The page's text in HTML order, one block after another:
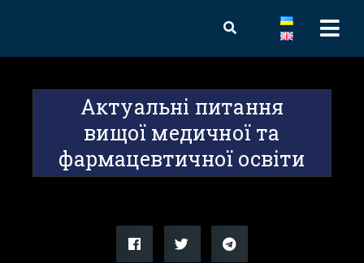
Актуальні питання
вищої медичної та
фармацевтичної освіти